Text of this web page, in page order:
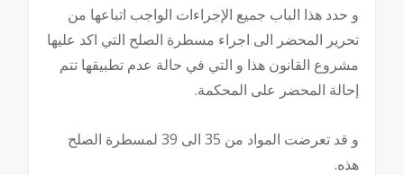
و حدد هذا الباب جميع الإجراءات الواجب اتباعها من
تحرير المحضر الى اجراء مسطرة الصلح التي اكد عليها
مشروع القانون هذا و التي في حالة عدم تطبيقها تتم
إحالة المحضر على المحكمة.
و قد تعرضت المواد من 35 الى 39 لمسطرة الصلح
هذه.